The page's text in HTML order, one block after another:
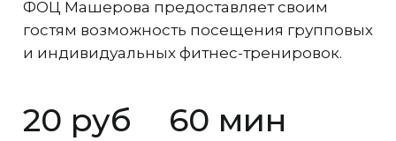
ФОЦ Машерова предоставляет своим
гостям возможность посещения групповых
и индивидуальных фитнес-тренировок.
20 руб 60 мин